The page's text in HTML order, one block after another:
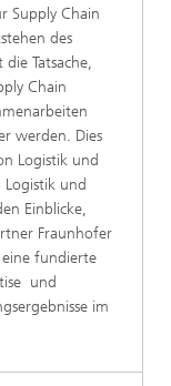
Supply Chain
des
Tatsache,
Chain
werden. Dies
Logistik und
und
Einblicke,
Fraunhofer
eine fundierte
und
im